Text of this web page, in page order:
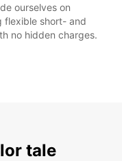
ourselves on
flexible short- and
no hidden charges.
tale